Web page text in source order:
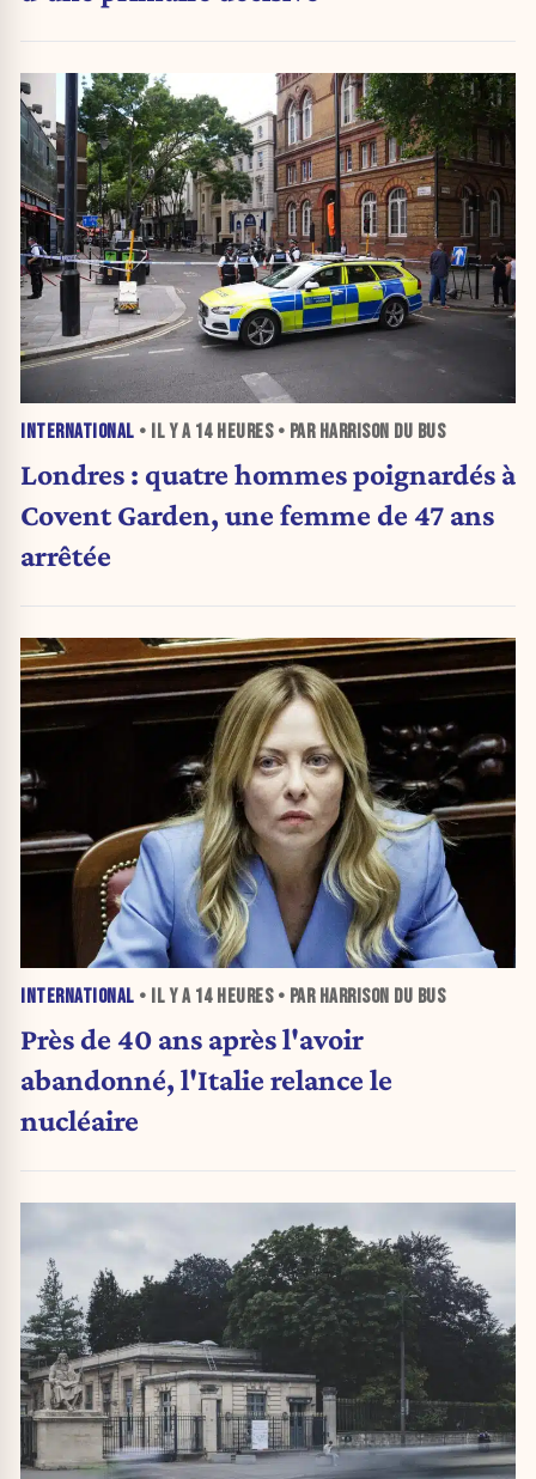
INTERNATIONAL • IL Y A 14 HEURES• PAR HARRISON DU BUS
Londres : quatre hommes poignardés à
Covent Garden, une femme de 47 ans
arrêtée
INTERNATIONAL • IL Y A 14 HEURES• PAR HARRISON DU BUS
Près de 40 ans après l'avoir
abandonné, l'Italie relance le
nucléaire